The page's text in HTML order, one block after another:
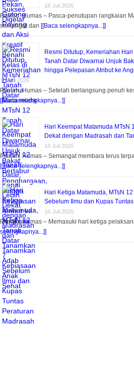
18 Juli 2026
Pitalah, Humas – Pasca-penutupan rangkaian
semangat dan [[Baca selengkapnya...]]
Resmi Ditutup, Kemeriahan
Tanah Datar Diwarnai Unjuk
hingga Pelepasan Atribut ke
18 Juli 2026
Pitalah, Humas – Setelah berlangsung penuh
[[Baca selengkapnya...]]
Hari Keempat Matamuda MTsN
Dekat dengan Madrasah dan
18 Juli 2026
Pitalah, Humas – Semangat membara terus
[[Baca selengkapnya...]]
Hari Ketiga Matamuda, MTsN
Sebelum Ilmu dan Kupas
18 Juli 2026
Pitalah, Humas – Memasuki hari ketiga
selengkapnya...]]